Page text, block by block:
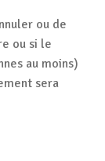
ou de
ou si le
au moins)
sera